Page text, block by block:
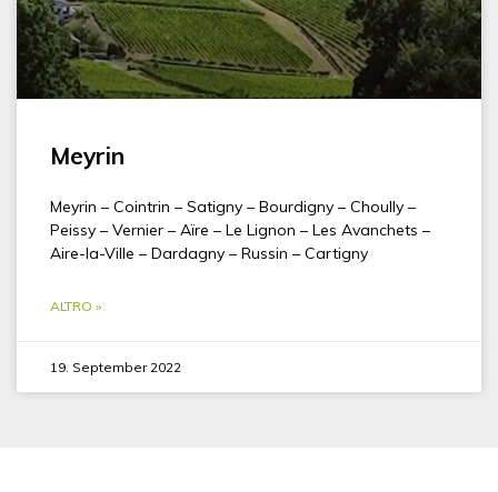
Meyrin
Meyrin – Cointrin – Satigny – Bourdigny – Choully –
Peissy – Vernier – Aïre – Le Lignon – Les Avanchets –
Aire-la-Ville – Dardagny – Russin – Cartigny
ALTRO »
19. September 2022